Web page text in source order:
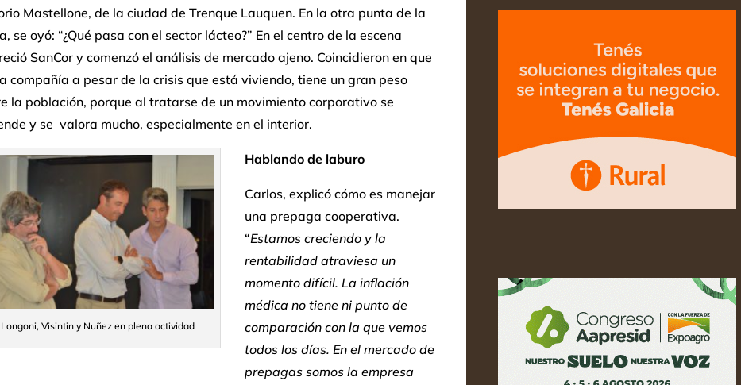
Mastellone, de la ciudad de Trenque Lauquen. En la otra punta de la
se oyó: “¿Qué pasa con el sector lácteo?” En el centro de la escena
SanCor y comenzó el análisis de mercado ajeno. Coincidieron en que
compañía a pesar de la crisis que está viviendo, tiene un gran peso
la población, porque al tratarse de un movimiento corporativo se
y se valora mucho, especialmente en el interior.
Longoni, Visintin y Nuñez en plena actividad
Hablando de laburo
Carlos, explicó cómo es manejar
una prepaga cooperativa.
“Estamos creciendo y la
rentabilidad atraviesa un
momento difícil. La inflación
médica no tiene ni punto de
comparación con la que vemos
todos los días. En el mercado de
prepagas somos la empresa